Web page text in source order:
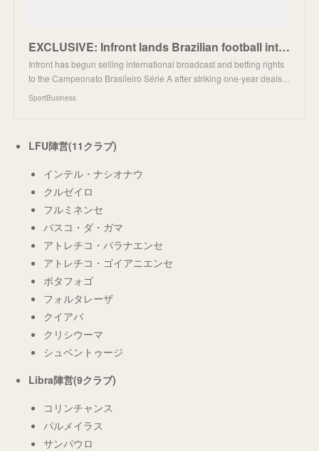
EXCLUSIVE: Infront lands Brazilian football international media, betting rights
Infront has begun selling international broadcast and betting rights
to the Campeonato Brasileiro Série A after striking one-year deals…
SportBusiness
LFU陣営(11クラブ)
インテル・ナシオナウ
クルゼイロ
フルミネンセ
バスコ・ダ・ガマ
アトレチコ・パラナエンセ
アトレチコ・ゴイアニエンセ
ボタフォゴ
フォルタレーザ
クイアバ
クリシウーマ
シュベントゥージ
Libra陣営(9クラブ)
コリンチャンス
パルメイラス
サンパウロ